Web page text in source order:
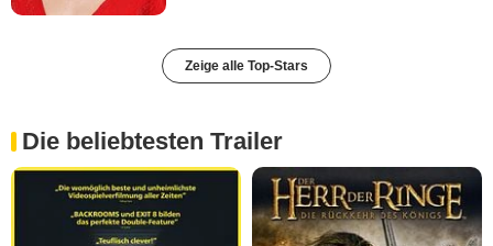
Zeige alle Top-Stars
Die beliebtesten Trailer